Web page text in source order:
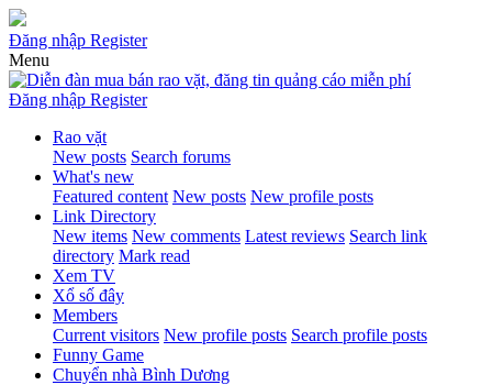
Đăng nhập Register
Menu
Đăng nhập Register
Rao vặt
New posts Search forums
What's new
Featured content New posts New profile posts
Link Directory
New items New comments Latest reviews Search link
directory Mark read
Xem TV
Xổ số đây
Members
Current visitors New profile posts Search profile posts
Funny Game
Chuyển nhà Bình Dương